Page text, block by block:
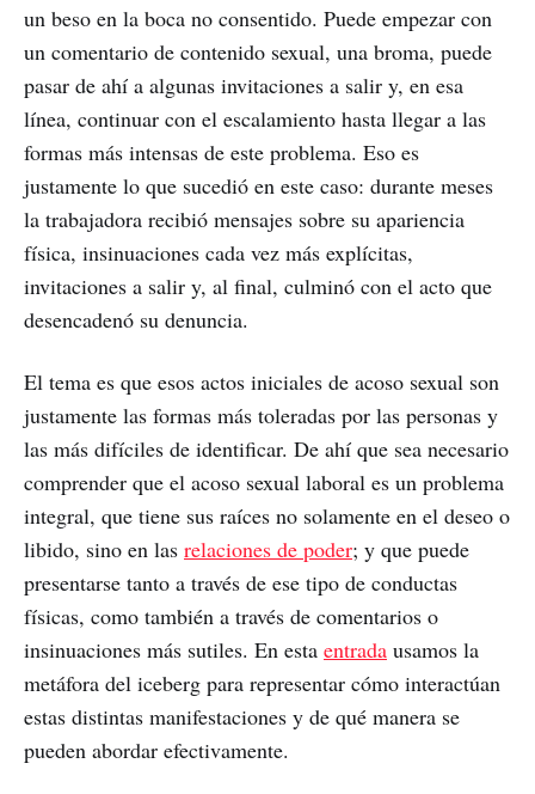
un beso en la boca no consentido. Puede empezar con
un comentario de contenido sexual, una broma, puede
pasar de ahí a algunas invitaciones a salir y, en esa
línea, continuar con el escalamiento hasta llegar a las
formas más intensas de este problema. Eso es
justamente lo que sucedió en este caso: durante meses
la trabajadora recibió mensajes sobre su apariencia
física, insinuaciones cada vez más explícitas,
invitaciones a salir y, al final, culminó con el acto que
desencadenó su denuncia.
El tema es que esos actos iniciales de acoso sexual son
justamente las formas más toleradas por las personas y
las más difíciles de identificar. De ahí que sea necesario
comprender que el acoso sexual laboral es un problema
integral, que tiene sus raíces no solamente en el deseo o
libido, sino en las relaciones de poder; y que puede
presentarse tanto a través de ese tipo de conductas
físicas, como también a través de comentarios o
insinuaciones más sutiles. En esta entrada usamos la
metáfora del iceberg para representar cómo interactúan
estas distintas manifestaciones y de qué manera se
pueden abordar efectivamente.